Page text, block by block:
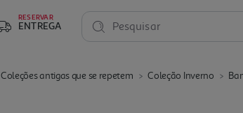
RESERVAR
ENTREGA Pesquisar
Coleções antigas que se repetem Coleção Inverno